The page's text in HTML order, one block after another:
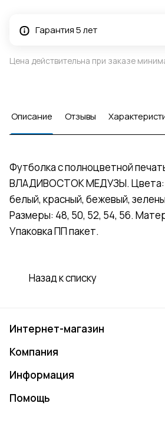
Гарантия 5 лет
Цена действительна при заказе
Описание Отзывы
Футболка с полноцветной
ВЛАДИВОСТОК МЕДУЗЫ. Цвета:
белый, красный, бежевый,
Размеры: 48, 50, 52, 54, 56.
Упаковка ПП пакет.
Назад к списку
Интернет-магазин
Компания
Информация
Помощь